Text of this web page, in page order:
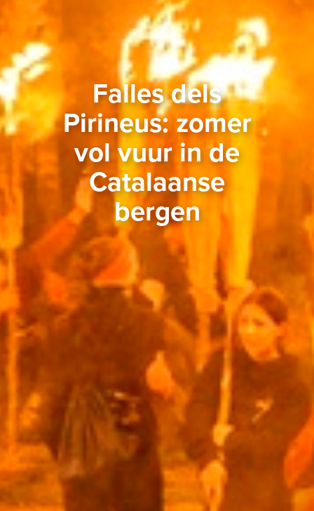
Falles dels
Pirineus: zomer
vol vuur in de
Catalaanse
bergen